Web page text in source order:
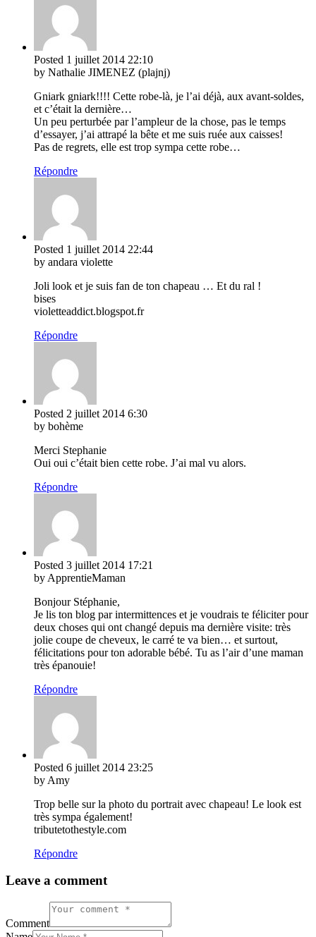
Posted 1 juillet 2014 22:10
by Nathalie JIMENEZ (plajnj)
Gniark gniark!!!! Cette robe-là, je l’ai déjà, aux avant-soldes,
et c’était la dernière…
Un peu perturbée par l’ampleur de la chose, pas le temps
d’essayer, j’ai attrapé la bête et me suis ruée aux caisses!
Pas de regrets, elle est trop sympa cette robe…
Répondre
Posted 1 juillet 2014 22:44
by andara violette
Joli look et je suis fan de ton chapeau … Et du ral !
bises
violetteaddict.blogspot.fr
Répondre
Posted 2 juillet 2014 6:30
by bohème
Merci Stephanie
Oui oui c’était bien cette robe. J’ai mal vu alors.
Répondre
Posted 3 juillet 2014 17:21
by ApprentieMaman
Bonjour Stéphanie,
Je lis ton blog par intermittences et je voudrais te féliciter pour
deux choses qui ont changé depuis ma dernière visite: très
jolie coupe de cheveux, le carré te va bien… et surtout,
félicitations pour ton adorable bébé. Tu as l’air d’une maman
très épanouie!
Répondre
Posted 6 juillet 2014 23:25
by Amy
Trop belle sur la photo du portrait avec chapeau! Le look est
très sympa également!
tributetothestyle.com
Répondre
Leave a comment
Comment